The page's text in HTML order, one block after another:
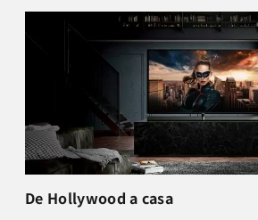
De Hollywood a casa